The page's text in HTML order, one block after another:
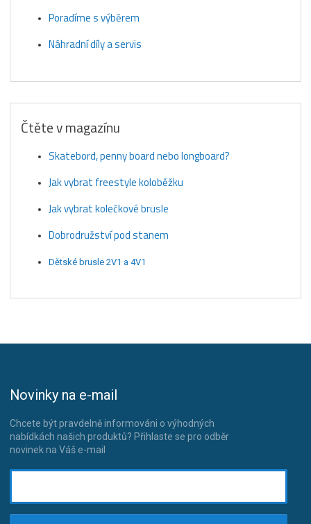
Poradíme s výběrem
Náhradní díly a servis
Čtěte v magazínu
Skatebord, penny board nebo longboard?
Jak vybrat freestyle koloběžku
Jak vybrat kolečkové brusle
Dobrodružství pod stanem
Dětské brusle 2V1 a 4V1
Novinky na e-mail
Chcete být pravdelně informováni o výhodných
nabídkách našich produktů? Přihlaste se pro odběr
novinek na Váš e-mail